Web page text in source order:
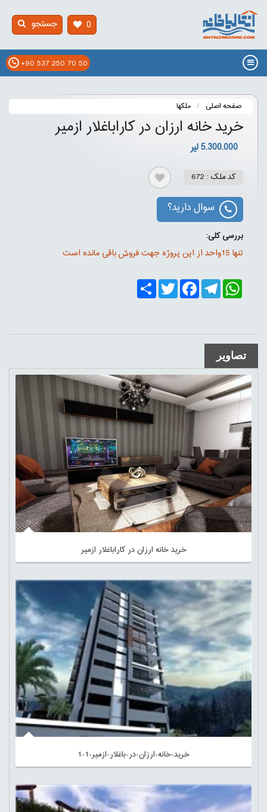
0
+90 537 250 70 50
جستجو
صفحه اصلی ملکها
خرید خانه ارزان در کاراباغلار ازمیر
5.300.000 لیر
کد ملک : 672
سوال دارید؟
بررسی کلی:
تنها 15واحد از این پروژه جهت فروش باقی مانده است
ShareTwitter
FacebookTelegramWhatsApp
تصاویر
خرید خانه ارزان در کاراباغلار ازمیر
خرید-خانه-ارزان-در-باغلار-ازمیر-1-1